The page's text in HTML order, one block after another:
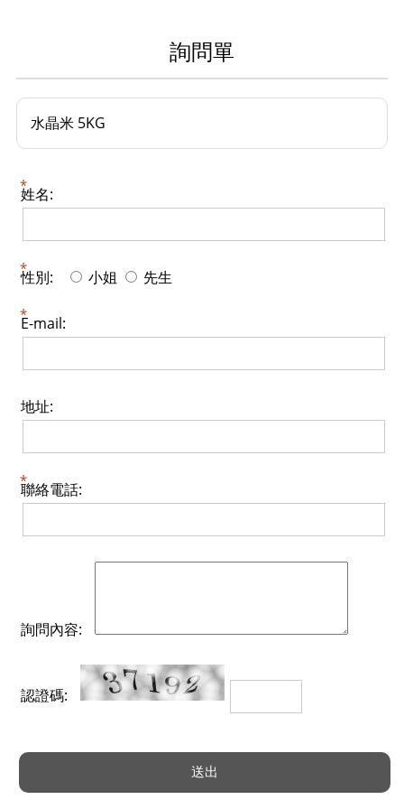
詢問單
水晶米 5KG
姓名:
性別: 小姐 先生
E-mail:
地址:
聯絡電話:
詢問內容:
認證碼: